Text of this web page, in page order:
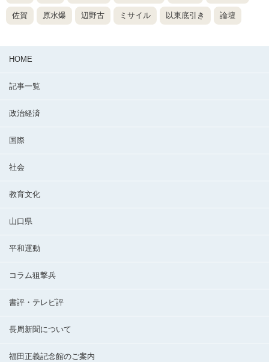
佐賀 原水爆 辺野古 ミサイル 以東底引き 論壇
HOME
記事一覧
政治経済
国際
社会
教育文化
山口県
平和運動
コラム狙撃兵
書評・テレビ評
長周新聞について
福田正義記念館のご案内